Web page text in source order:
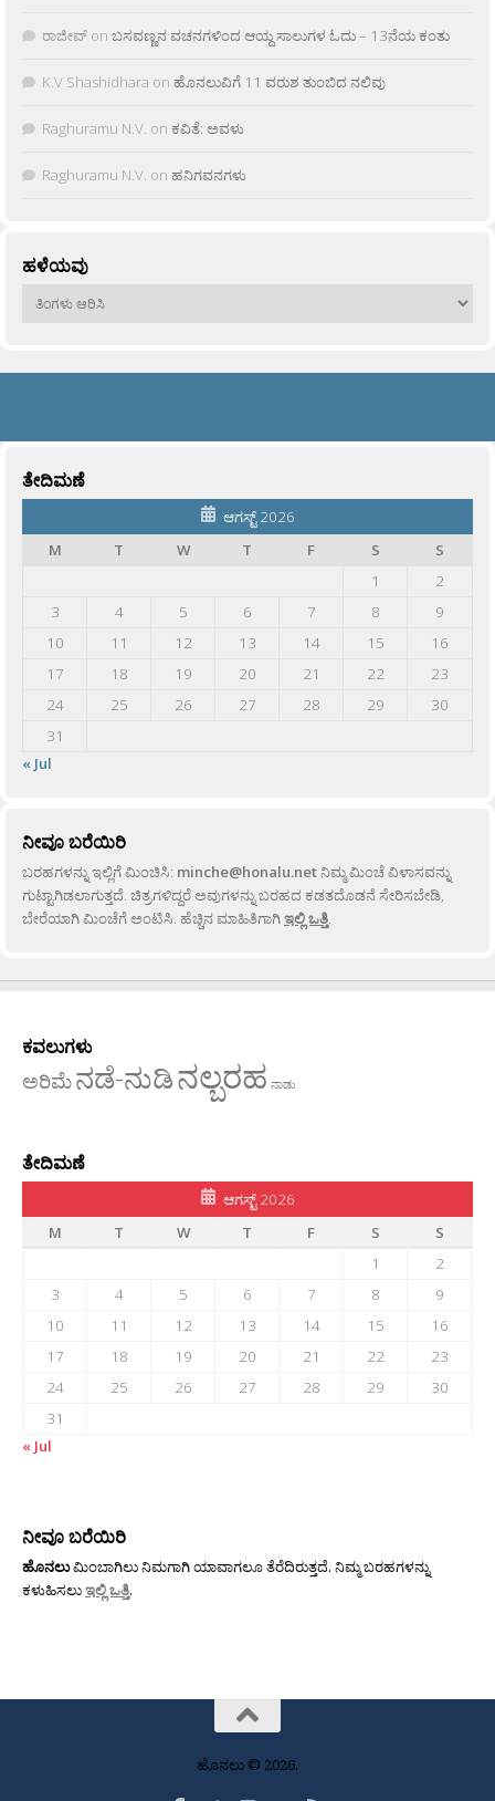
ರಾಜೀವ್ on ಬಸವಣ್ಣನ ವಚನಗಳಿಂದ ಆಯ್ದ ಸಾಲುಗಳ ಓದು – 13ನೆಯ ಕಂತು
K.V Shashidhara on ಹೊನಲುವಿಗೆ 11 ವರುಶ ತುಂಬಿದ ನಲಿವು
Raghuramu N.V. on ಕವಿತೆ: ಅವಳು
Raghuramu N.V. on ಹನಿಗವನಗಳು
ಹಳೆಯವು
ಹಳೆಯವು
ತೇದಿಮಣೆ
ಆಗಸ್ಟ್ 2026
M
T W T F S
S
1
2
3
4 5 6 7 8
9
10
11 12 13 14 15
16
17
18 19 20 21 22
23
24
25 26 27 28 29
30
31
« Jul
ನೀವೂ ಬರೆಯಿರಿ
ಬರಹಗಳನ್ನು ಇಲ್ಲಿಗೆ ಮಿಂಚಿಸಿ: minche@honalu.netನಿಮ್ಮ ಮಿಂಚೆ ವಿಳಾಸವನ್ನು
ಗುಟ್ಟಾಗಿಡಲಾಗುತ್ತದೆ. ಚಿತ್ರಗಳಿದ್ದರೆ ಅವುಗಳನ್ನು ಬರಹದ ಕಡತದೊಡನೆ ಸೇರಿಸಬೇಡಿ,
ಬೇರೆಯಾಗಿ ಮಿಂಚೆಗೆ ಅಂಟಿಸಿ. ಹೆಚ್ಚಿನ ಮಾಹಿತಿಗಾಗಿಇಲ್ಲಿ ಒತ್ತಿ.
ಕವಲುಗಳು
ಅರಿಮೆನಡೆ-ನುಡಿನಲ್ಬರಹ ನಾಡು
ತೇದಿಮಣೆ
ಆಗಸ್ಟ್ 2026
M
T W T F S
S
1
2
3
4 5 6 7 8
9
10
11 12 13 14 15
16
17
18 19 20 21 22
23
24
25 26 27 28 29
30
31
« Jul
ನೀವೂ ಬರೆಯಿರಿ
ಹೊನಲುಮಿಂಬಾಗಿಲು ನಿಮಗಾಗಿ ಯಾವಾಗಲೂ ತೆರೆದಿರುತ್ತದೆ. ನಿಮ್ಮ ಬರಹಗಳನ್ನು
ಕಳುಹಿಸಲುಇಲ್ಲಿ ಒತ್ತಿ.
ಹೊನಲು © 2026.